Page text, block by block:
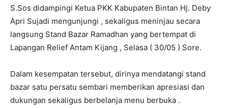
S.Sos didampingi Ketua PKK Kabupaten Bintan Hj. Deby
Apri Sujadi mengunjungi , sekaligus meninjau secara
langsung Stand Bazar Ramadhan yang bertempat di
Lapangan Relief Antam Kijang , Selasa ( 30/05 ) Sore.
Dalam kesempatan tersebut, dirinya mendatangi stand
bazar satu persatu sembari memberikan apresiasi dan
dukungan sekaligus berbelanja menu berbuka .